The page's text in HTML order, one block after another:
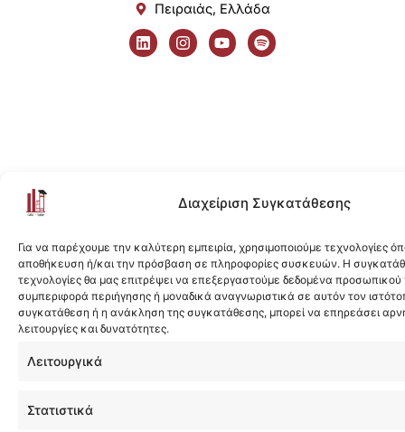
Διαχείριση Συγκατάθεσης
Για να παρέχουμε την καλύτερη εμπειρία, χρησιμοποιούμε τεχνολογίες
αποθήκευση ή/και την πρόσβαση σε πληροφορίες συσκευών. Η
τεχνολογίες θα μας επιτρέψει να επεξεργαστούμε δεδομένα
συμπεριφορά περιήγησης ή μοναδικά αναγνωριστικά σε αυτόν τον
συγκατάθεση ή η ανάκληση της συγκατάθεσης, μπορεί να επηρεάσει
λειτουργίες και δυνατότητες.
Λειτουργικά
Στατιστικά
Πειραιάς, Ελλάδα
L
i
n
I
n
s
Y
o
u
S
p
o